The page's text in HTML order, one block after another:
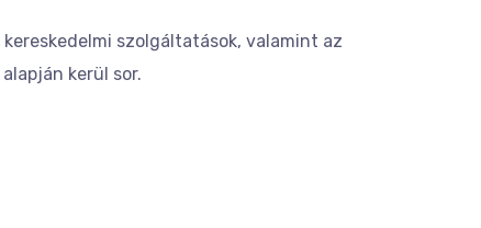
szolgáltatások, valamint az
kerül sor.